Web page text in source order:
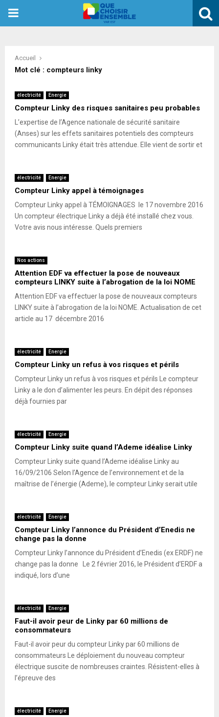
PRIMARY
Accueil
Mot clé : compteurs linky
électricité Energie
Compteur Linky des risques sanitaires peu probables
L’expertise de l’Agence nationale de sécurité sanitaire
(Anses) sur les effets sanitaires potentiels des compteurs
communicants Linky était très attendue. Elle vient de sortir et
électricité Energie
Compteur Linky appel à témoignages
Compteur Linky appel à TÉMOIGNAGES le 17 novembre 2016
Un compteur électrique Linky a déjà été installé chez vous.
Votre avis nous intéresse. Quels premiers
Nos actions
Attention EDF va effectuer la pose de nouveaux
compteurs LINKY suite à l’abrogation de la loi NOME
Attention EDF va effectuer la pose de nouveaux compteurs
LINKY suite à l’abrogation de la loi NOME. Actualisation de cet
article au 17 décembre 2016
électricité Energie
Compteur Linky un refus à vos risques et périls
Compteur Linky un refus à vos risques et périls Le compteur
Linky a le don d’alimenter les peurs. En dépit des réponses
déjà fournies par
électricité Energie
Compteur Linky suite quand l’Ademe idéalise Linky
Compteur Linky suite quand l’Ademe idéalise Linky au
16/09/2106 Selon l’Agence de l’environnement et de la
maîtrise de l’énergie (Ademe), le compteur Linky serait utile
électricité Energie
Compteur Linky l’annonce du Président d’Enedis ne
change pas la donne
Compteur Linky l’annonce du Président d’Enedis (ex ERDF) ne
change pas la donne Le 2 février 2016, le Président d’ERDF a
indiqué, lors d’une
électricité Energie
Faut-il avoir peur de Linky par 60 millions de
consommateurs
Faut-il avoir peur du compteur Linky par 60 millions de
consommateurs Le déploiement du nouveau compteur
électrique suscite de nombreuses craintes. Résistent-elles à
l’épreuve des
électricité Energie